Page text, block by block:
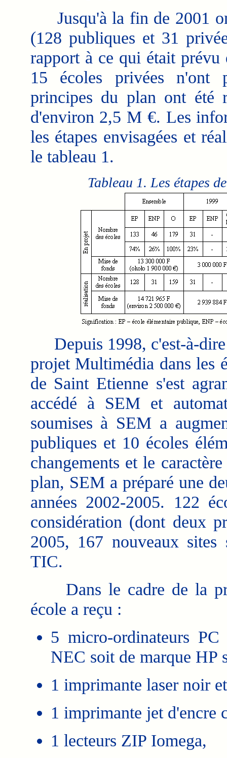
Jusqu'à la fin de 2001
(128 publiques et 31
rapport à ce qui était prévu
15 écoles privées n'ont
principes du plan ont été
d'environ 2,5 M €. Les
les étapes envisagées et
le tableau 1.
Tableau 1. Les étapes
Depuis 1998, c'est-à-dire
projet Multimédia dans les
de Saint Etienne s'est
accédé à SEM et
soumises à SEM a
publiques et 10 écoles
changements et le
plan, SEM a préparé une
années 2002-2005. 122
considération (dont deux
2005, 167 nouveaux
TIC.
Dans le cadre de la
école a reçu :
5 micro-ordinateurs
NEC soit de marque HP
1 imprimante laser noir
1 imprimante jet d'encre
1 lecteurs ZIP Iomega,